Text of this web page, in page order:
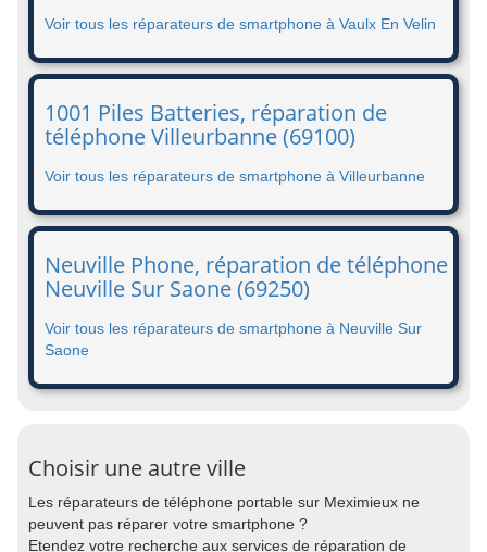
Voir tous les réparateurs de smartphone à Vaulx En Velin
1001 Piles Batteries, réparation de
téléphone Villeurbanne (69100)
Voir tous les réparateurs de smartphone à Villeurbanne
Neuville Phone, réparation de téléphone
Neuville Sur Saone (69250)
Voir tous les réparateurs de smartphone à Neuville Sur
Saone
Choisir une autre ville
Les réparateurs de téléphone portable sur Meximieux ne
peuvent pas réparer votre smartphone ?
Etendez votre recherche aux services de réparation de